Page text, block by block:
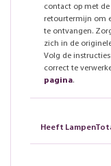
contact op met
retourtermijn om
te ontvangen.
zich in de
Volg de
correct te
pagina.
Heeft